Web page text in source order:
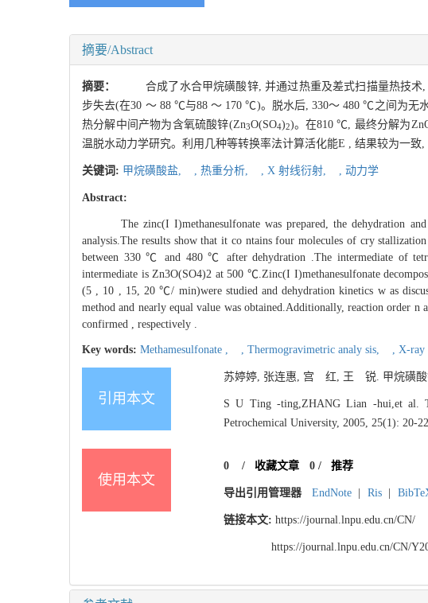
摘要/Abstract
摘要：
合成了水合甲烷磺酸锌, 并通过热重及差式扫描量热技术,
步失去(在30 ～ 88 ℃与88 ～ 170 ℃)。脱水后, 330～ 480 ℃之间为无
热分解中间产物为含氧硫酸锌(Zn3O(SO4)2)。在810 ℃, 最终分解为
温脱水动力学研究。利用几种等转换率法计算活化能E , 结果较为一
关键词: 甲烷磺酸盐, 热重分析, X 射线衍射, 动力学
Abstract:
The zinc(I I)methanesulfonate was prepared, the dehydration and
analysis.The results show that it co ntains four molecules of cry
between 330 ℃ and 480 ℃ after dehydration .The intermediate of
intermediate is Zn3O(SO4)2 at 500 ℃.Zinc(I I)methanesulfonate
(5 , 10 , 15, 20 ℃/ min)were studied and dehydration kinetics w as
method and nearly equal value was obtained.Additionally, reaction order
confirmed , respectively .
Key words: Methamesulfonate , Thermogravimetric analy sis, X-ray
引用本文
苏婷婷, 张连惠, 宫 红, 王 锐. 甲烷磺酸
S U Ting -ting,ZHANG Lian -hui,et al.
Petrochemical University, 2005, 25(1): 20-22.
使用本文
0 / 收藏文章 0/ 推荐
导出引用管理器 EndNote | Ris |
链接本文: https://journal.lnpu.edu.cn/CN/
https://journal.lnpu.edu.cn/CN/